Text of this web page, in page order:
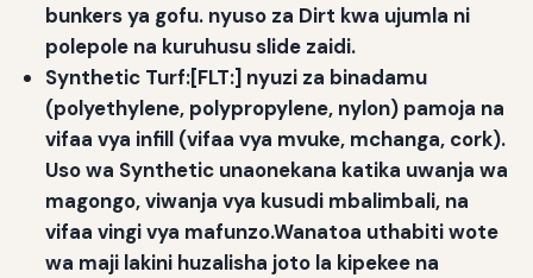
bunkers ya gofu. nyuso za Dirt kwa ujumla ni
polepole na kuruhusu slide zaidi.
Synthetic Turf:[FLT:] nyuzi za binadamu
(polyethylene, polypropylene, nylon) pamoja na
vifaa vya infill (vifaa vya mvuke, mchanga, cork).
Uso wa Synthetic unaonekana katika uwanja wa
magongo, viwanja vya kusudi mbalimbali, na
vifaa vingi vya mafunzo.Wanatoa uthabiti wote
wa maji lakini huzalisha joto la kipekee na